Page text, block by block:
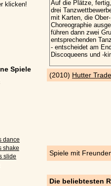
Spiele
dance
shake
slide
(2010) Hutter Trade
Spiele mit
Die beliebtesten